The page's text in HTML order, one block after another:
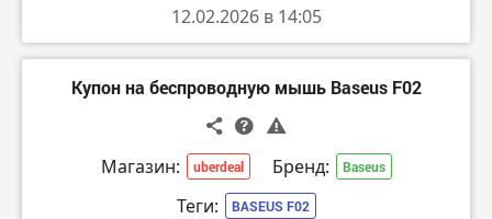
12.02.2026 в 14:05
Купон на беспроводную мышь Baseus F02
Магазин: uberdeal Бренд: Baseus
Теги: BASEUS F02